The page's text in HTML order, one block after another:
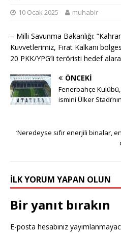
10 Ocak 2025 muhabir
– Milli Savunma Bakanlığı:
Kuvvetlerimiz, Fırat Kalkanı
20 PKK/YPG’li teröristi hedef
ÖNCEKI
Fenerbahçe
ismini Ülker
‘Neredeyse sıfır enerjili binalar,
İLK YORUM YAPAN OLUN
Bir yanıt bırakın
E-posta hesabınız